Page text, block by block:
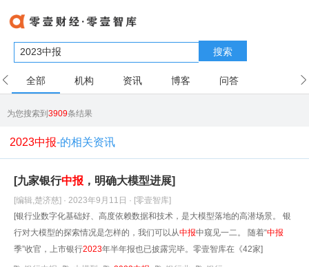
搜索
全部 机构 资讯 博客 问答
为您搜索到3909条结果
2023中报-的相关资讯
[九家银行中报 ，明确大模型进展]
[编辑,楚济慈] · 2023年9月11日 · [零壹智库]
[银行业数字化基础好、高度依赖数据和技术，是大模型落地的高潜场景。 银
行对大模型的探索情况是怎样的，我们可以从中报中窥见一二。 随着“中报
季”收官，上市银行2023年半年报也已披露完毕。零壹智库在《42家]